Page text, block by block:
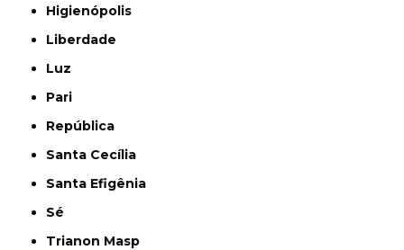
Higienópolis
Liberdade
Luz
Pari
República
Santa Cecília
Santa Efigênia
Sé
Trianon Masp